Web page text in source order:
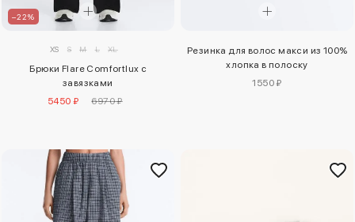
–22%
XS S M L XL
Брюки Flare Comfortlux с
завязками
5450 ₽
6970 ₽
Резинка для волос макси из 100%
хлопка в полоску
1550 ₽